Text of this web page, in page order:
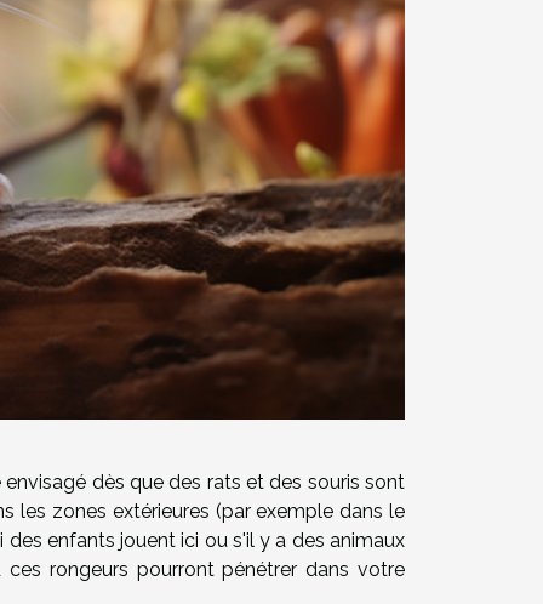
dès que des rats et des souris sont
les zones extérieures (par exemple dans le
enfants jouent ici ou s'il y a des animaux
rongeurs pourront pénétrer dans votre